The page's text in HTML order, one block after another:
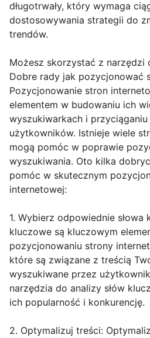
długotrwały, który wymaga
dostosowywania strategii do
trendów.
Możesz skorzystać z narzędzi
Dobre rady jak pozycjonować
Pozycjonowanie stron
elementem w budowaniu ich
wyszukiwarkach i
użytkowników. Istnieje wiele
mogą pomóc w poprawie
wyszukiwania. Oto kilka
pomóc w skutecznym
internetowej:
1. Wybierz odpowiednie słowa
kluczowe są kluczowym
pozycjonowaniu strony
które są związane z treścią
wyszukiwane przez
narzędzia do analizy słów
ich popularność i konkurencję.
2. Optymalizuj treści: